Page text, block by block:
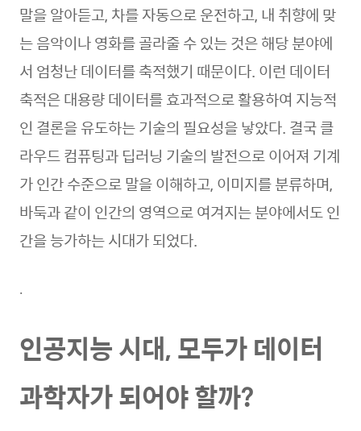
말을 알아듣고, 차를 자동으로 운전하고, 내 취향에 맞
는 음악이나 영화를 골라줄 수 있는 것은 해당 분야에
서 엄청난 데이터를 축적했기 때문이다. 이런 데이터
축적은 대용량 데이터를 효과적으로 활용하여 지능적
인 결론을 유도하는 기술의 필요성을 낳았다. 결국 클
라우드 컴퓨팅과 딥러닝 기술의 발전으로 이어져 기계
가 인간 수준으로 말을 이해하고, 이미지를 분류하며,
바둑과 같이 인간의 영역으로 여겨지는 분야에서도 인
간을 능가하는 시대가 되었다.
.
인공지능 시대, 모두가 데이터
과학자가 되어야 할까?